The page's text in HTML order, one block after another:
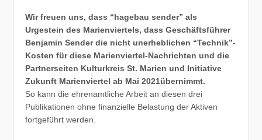
Wir freuen uns, dass “hagebau sender” als
Urgestein des Marienviertels, dass Geschäftsführer
Benjamin Sender die nicht unerheblichen “Technik”-
Kosten für diese Marienviertel-Nachrichten und die
Partnerseiten Kulturkreis St. Marien und Initiative
Zukunft Marienviertel ab Mai 2021übernimmt.
So kann die ehrenamtliche Arbeit an diesen drei
Publikationen ohne finanzielle Belastung der Aktiven
fortgeführt werden.